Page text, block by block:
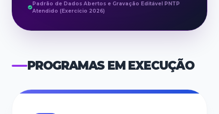
Padrão de Dados Abertos e Gravação Editável PNTP
Atendido (Exercício 2026)
PROGRAMAS EM EXECUÇÃO